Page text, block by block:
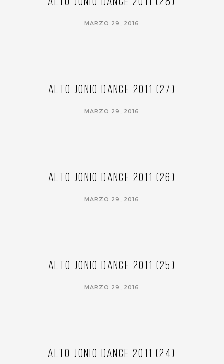
Alto Jonio Dance 2011 (28)
MARZO 29, 2016
Alto Jonio Dance 2011 (27)
MARZO 29, 2016
Alto Jonio Dance 2011 (26)
MARZO 29, 2016
Alto Jonio Dance 2011 (25)
MARZO 29, 2016
Alto Jonio Dance 2011 (24)